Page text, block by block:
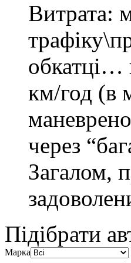
Витрата:
обкатці…
км/год (в
через
Загалом,
Підібрати
Марка